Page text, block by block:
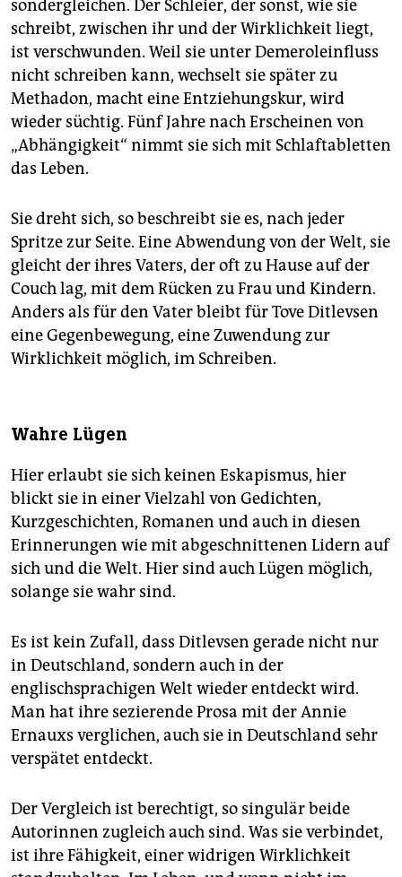
sondergleichen. Der Schleier, der sonst, wie sie
schreibt, zwischen ihr und der Wirklichkeit liegt,
ist verschwunden. Weil sie unter Demeroleinfluss
nicht schrei­ben kann, wechselt sie später zu
Methadon, macht eine Entziehungskur, wird
wieder süchtig. Fünf Jahre nach Erscheinen von
„Abhängigkeit“ nimmt sie sich mit Schlaftabletten
das Leben.
Sie dreht sich, so beschreibt sie es, nach jeder
Spritze zur Seite. Eine Abwendung von der Welt, sie
gleicht der ihres Vaters, der oft zu Hause auf der
Couch lag, mit dem Rücken zu Frau und Kindern.
Anders als für den Vater bleibt für Tove Ditlevsen
eine Gegenbewegung, eine Zuwendung zur
Wirklichkeit möglich, im Schrei­ben.
Wahre Lügen
Hier erlaubt sie sich keinen Eskapismus, hier
blickt sie in einer Vielzahl von Gedichten,
Kurzgeschichten, Romanen und auch in diesen
Erinnerungen wie mit abgeschnittenen Lidern auf
sich und die Welt. Hier sind auch Lügen möglich,
solange sie wahr sind.
Es ist kein Zufall, dass Ditlevsen gerade nicht nur
in Deutschland, sondern auch in der
englischsprachigen Welt wieder entdeckt wird.
Man hat ihre sezierende Prosa mit der Annie
Ernauxs verglichen, auch sie in Deutschland sehr
verspätet entdeckt.
Der Vergleich ist berechtigt, so singulär beide
Autorinnen zugleich auch sind. Was sie verbindet,
ist ihre Fähigkeit, einer widrigen Wirklichkeit